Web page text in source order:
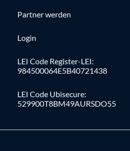
Partner werden
Login
LEI Code Register-LEI:
984500064E5B40721438
LEI Code Ubisecure:
529900T8BM49AURSDO55